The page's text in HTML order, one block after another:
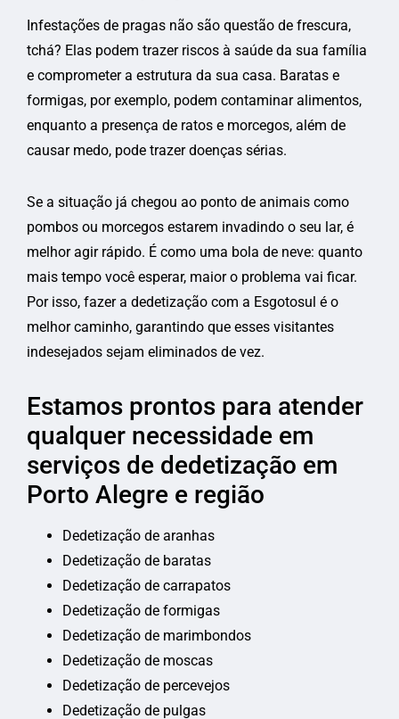
Infestações de pragas não são questão de frescura,
tchá? Elas podem trazer riscos à saúde da sua família
e comprometer a estrutura da sua casa. Baratas e
formigas, por exemplo, podem contaminar alimentos,
enquanto a presença de ratos e morcegos, além de
causar medo, pode trazer doenças sérias.
Se a situação já chegou ao ponto de animais como
pombos ou morcegos estarem invadindo o seu lar, é
melhor agir rápido. É como uma bola de neve: quanto
mais tempo você esperar, maior o problema vai ficar.
Por isso, fazer a dedetização com a Esgotosul é o
melhor caminho, garantindo que esses visitantes
indesejados sejam eliminados de vez.
Estamos prontos para atender
qualquer necessidade em
serviços de dedetização em
Porto Alegre e região
Dedetização de aranhas
Dedetização de baratas
Dedetização de carrapatos
Dedetização de formigas
Dedetização de marimbondos
Dedetização de moscas
Dedetização de percevejos
Dedetização de pulgas